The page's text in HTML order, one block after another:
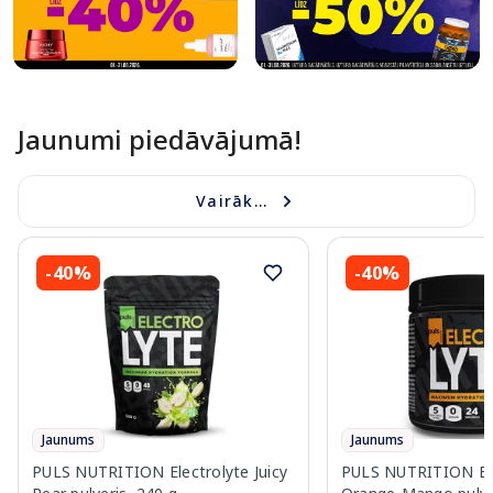
Jaunumi piedāvājumā!
Vairāk...
-40%
Jaunums
PULS NUTRITION Electrolyte Juicy
-40%
Jaunums
PULS NUTRITION